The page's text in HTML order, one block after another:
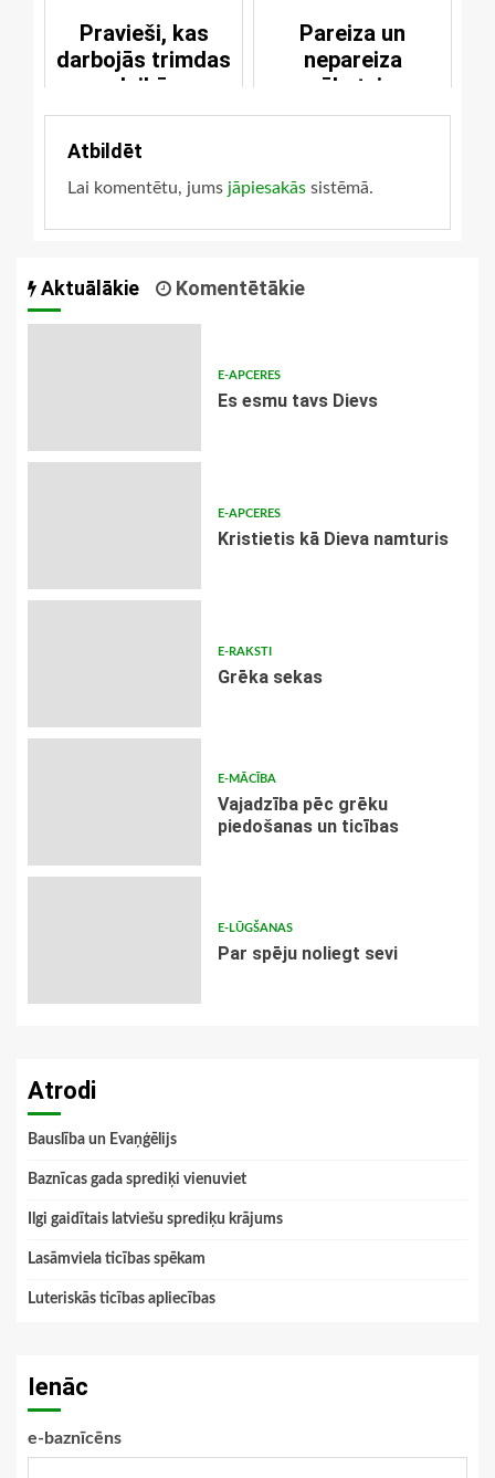
Pravieši, kas
darbojās trimdas
laikā
Pareiza un
nepareiza
grēkatziņa
Atbildēt
Lai komentētu, jums jāpiesakās sistēmā.
Aktuālākie Komentētākie
E-APCERES
Es esmu tavs Dievs
E-APCERES
Kristietis kā Dieva namturis
E-RAKSTI
Grēka sekas
E-MĀCĪBA
Vajadzība pēc grēku
piedošanas un ticības
E-LŪGŠANAS
Par spēju noliegt sevi
Atrodi
Bauslība un Evaņģēlijs
Baznīcas gada sprediķi vienuviet
Ilgi gaidītais latviešu sprediķu krājums
Lasāmviela ticības spēkam
Luteriskās ticības apliecības
Ienāc
e-baznīcēns